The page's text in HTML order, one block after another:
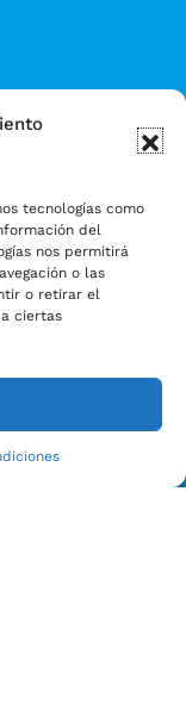
tecnologías como
del
nos permitirá
o las
o retirar el
ciertas HOY